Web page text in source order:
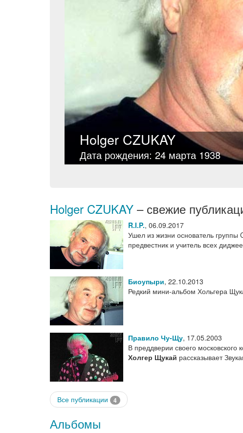
Holger CZUKAY
Дата рождения: 24 марта 1938
Holger CZUKAY – свежие
R.I.P., 06.09.2017
Ушел из жизни основатель группы
предвестник и учитель всех
Биоупыри, 22.10.2013
Редкий мини-альбом Хольгера
Правило Чу-Щу, 17.05.2003
В преддверии своего
Холгер Щукай рассказывает
Все публикации 4
Альбомы